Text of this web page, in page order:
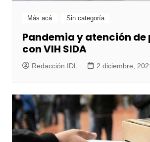
Más acá Sin categoría
Pandemia y atención de
con VIH SIDA
Redacción IDL 2 diciembre,